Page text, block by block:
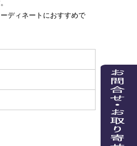
ディネートにおすすめで